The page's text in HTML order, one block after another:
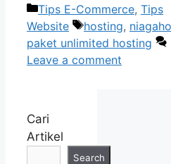
Categories
Tips E-Commerce, Tips
Website
Tags
hosting,
paket unlimited hosting
Leave a comment
Cari
Artikel
Search